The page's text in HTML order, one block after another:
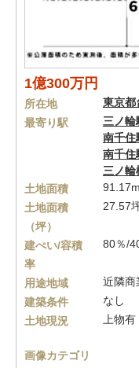
1億300万円
所在地 東京都
最寄り駅
三ノ輪
南千住
南千住
三ノ輪
土地面積
土地面積
（坪）
27.57
建ぺい/容積
率
80％/
用途地域
近隣商
建築条件
なし
土地現況
上物有
画像カテゴリ